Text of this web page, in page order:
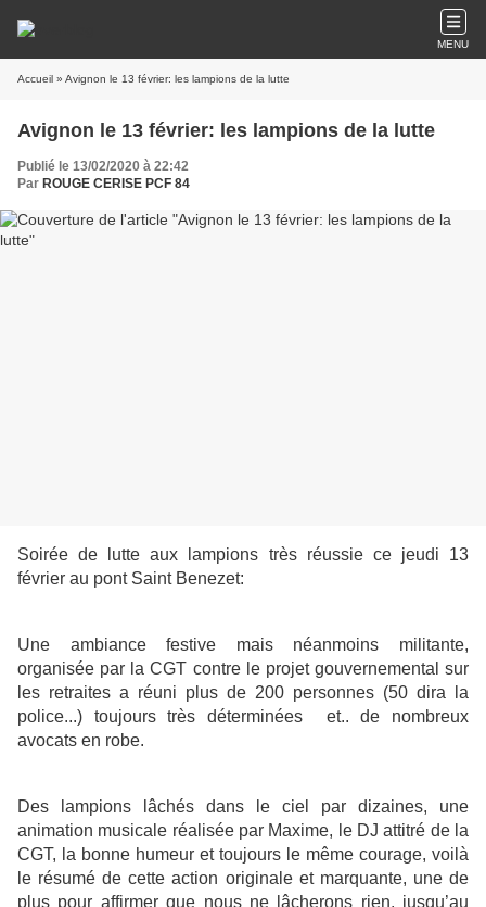
MENU
Accueil » Avignon le 13 février: les lampions de la lutte
Avignon le 13 février: les lampions de la lutte
Publié le 13/02/2020 à 22:42
Par ROUGE CERISE PCF 84
Soirée de lutte aux lampions très réussie ce jeudi 13
février au pont Saint Benezet:
Une ambiance festive mais néanmoins militante,
organisée par la CGT contre le projet gouvernemental sur
les retraites a réuni plus de 200 personnes (50 dira la
police...) toujours très déterminées et.. de nombreux
avocats en robe.
Des lampions lâchés dans le ciel par dizaines, une
animation musicale réalisée par Maxime, le DJ attitré de la
CGT, la bonne humeur et toujours le même courage, voilà
le résumé de cette action originale et marquante, une de
plus pour affirmer que nous ne lâcherons rien, jusqu’au